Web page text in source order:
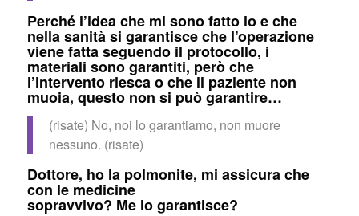
Perché l’idea che mi sono fatto io e che
nella sanità si garantisce che l’operazione
viene fatta seguendo il protocollo, i
materiali sono garantiti, però che
l’intervento riesca o che il paziente non
muoia, questo non si può garantire…
(risate) No, noi lo garantiamo, non muore
nessuno. (risate)
Dottore, ho la polmonite, mi assicura che
con le medicine
sopravvivo? Me lo garantisce?